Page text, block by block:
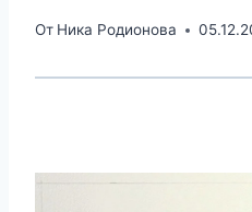
От Ника Родионова